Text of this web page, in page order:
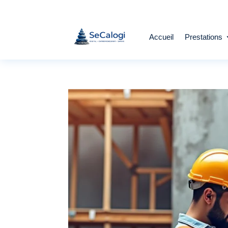
Accueil Prestations